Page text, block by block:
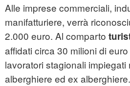
Alle imprese commerciali,
manifatturiere, verrà
2.000 euro. Al comparto
affidati circa 30 milioni di
lavoratori stagionali impiegati
alberghiere ed ex alberghiere.